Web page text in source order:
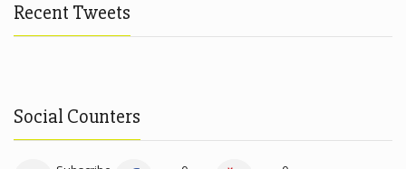
Recent Tweets
Social Counters